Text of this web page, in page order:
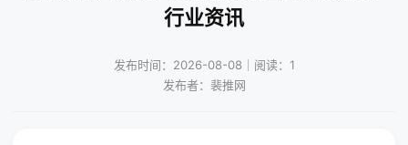
行业资讯
发布时间：2026-08-08｜阅读：1
发布者：裴推网